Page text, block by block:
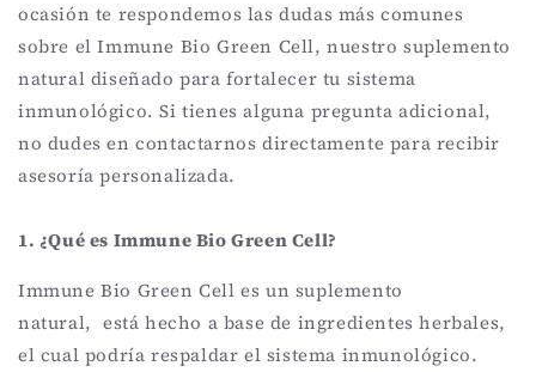
ocasión te respondemos las dudas más comunes
sobre el Immune Bio Green Cell, nuestro suplemento
natural diseñado para fortalecer tu sistema
inmunológico. Si tienes alguna pregunta adicional,
no dudes en contactarnos directamente para recibir
asesoría personalizada.
1. ¿Qué es Immune Bio Green Cell?
Immune Bio Green Cell es un suplemento
natural, está hecho a base de ingredientes herbales,
el cual podría respaldar el sistema inmunológico.